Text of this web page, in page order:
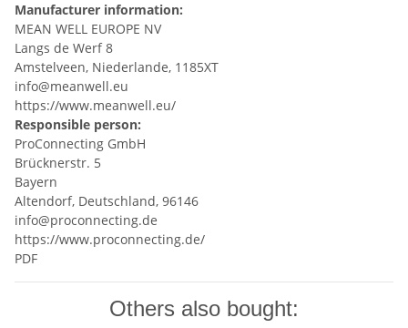
Manufacturer information:
MEAN WELL EUROPE NV
Langs de Werf 8
Amstelveen, Niederlande, 1185XT
info@meanwell.eu
https://www.meanwell.eu/
Responsible person:
ProConnecting GmbH
Brücknerstr. 5
Bayern
Altendorf, Deutschland, 96146
info@proconnecting.de
https://www.proconnecting.de/
PDF
Others also bought: